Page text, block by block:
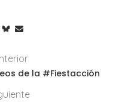
de la #Fiestacción